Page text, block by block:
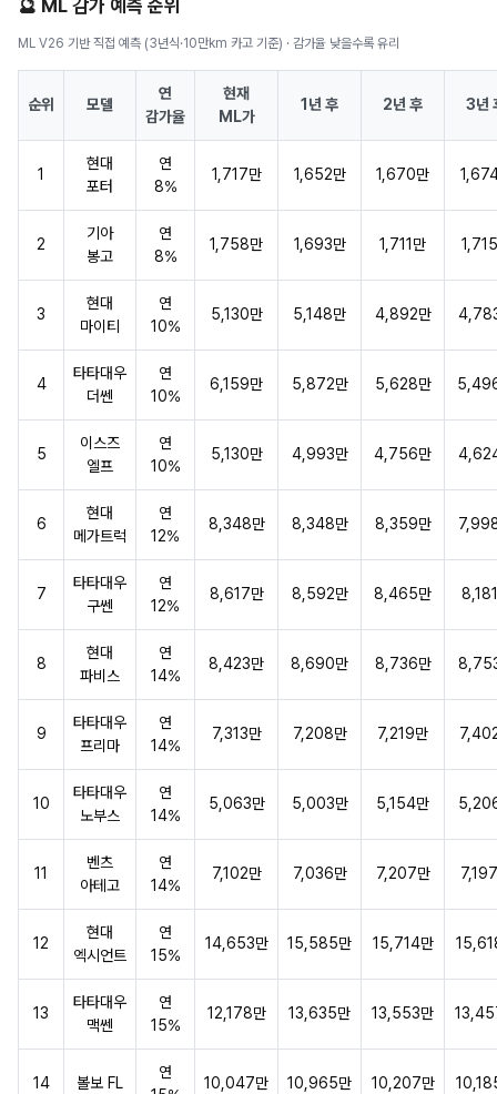
🔮 ML 감가 예측 순위
ML V26 기반 직접 예측 (3년식·10만km 카고 기준) · 감가율 낮을수록 유리
순위 모델
연
감가율
현재
ML가
1년 후 2년 후 3년
1
현대
포터
연
8%
1,717만 1,652만 1,670만
2
기아
봉고
연
8%
1,758만 1,693만 1,711만
3
현대
마이티
연
10%
5,130만 5,148만 4,892만
4
타타대우
더쎈
연
10%
6,159만 5,872만 5,628만
5
이스즈
엘프
연
10%
5,130만 4,993만 4,756만
6
현대
메가트럭
연
12%
8,348만 8,348만 8,359만
7
타타대우
구쎈
연
12%
8,617만 8,592만 8,465만
8
현대
파비스
연
14%
8,423만 8,690만 8,736만
9
타타대우
프리마
연
14%
7,313만 7,208만 7,219만
10
타타대우
노부스
연
14%
5,063만 5,003만 5,154만
11
벤츠
아테고
연
14%
7,102만 7,036만 7,207만
12
현대
엑시언트
연
15%
14,653만 15,585만 15,714만
13
타타대우
맥쎈
연
15%
12,178만 13,635만 13,553만
14 볼보 FL
연
10,047만 10,965만 10,207만